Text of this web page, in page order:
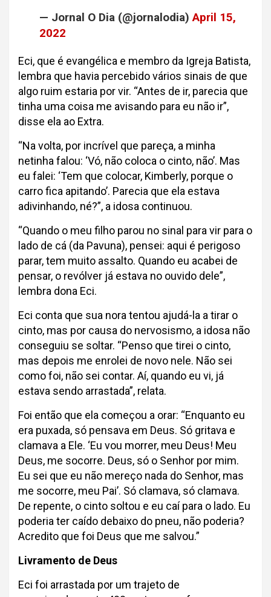
— Jornal O Dia (@jornalodia)April 15,
2022
Eci, que é evangélica e membro da Igreja Batista,
lembra que havia percebido vários sinais de que
algo ruim estaria por vir. “Antes de ir, parecia que
tinha uma coisa me avisando para eu não ir”,
disse ela ao Extra.
“Na volta, por incrível que pareça, a minha
netinha falou: ‘Vó, não coloca o cinto, não’. Mas
eu falei: ‘Tem que colocar, Kimberly, porque o
carro fica apitando’. Parecia que ela estava
adivinhando, né?”, a idosa continuou.
“Quando o meu filho parou no sinal para vir para o
lado de cá (da Pavuna), pensei: aqui é perigoso
parar, tem muito assalto. Quando eu acabei de
pensar, o revólver já estava no ouvido dele”,
lembra dona Eci.
Eci conta que sua nora tentou ajudá-la a tirar o
cinto, mas por causa do nervosismo, a idosa não
conseguiu se soltar. “Penso que tirei o cinto,
mas depois me enrolei de novo nele. Não sei
como foi, não sei contar. Aí, quando eu vi, já
estava sendo arrastada”, relata.
Foi então que ela começou a orar: “Enquanto eu
era puxada, só pensava em Deus. Só gritava e
clamava a Ele. ‘Eu vou morrer, meu Deus! Meu
Deus, me socorre. Deus, só o Senhor por mim.
Eu sei que eu não mereço nada do Senhor, mas
me socorre, meu Pai’. Só clamava, só clamava.
De repente, o cinto soltou e eu caí para o lado. Eu
poderia ter caído debaixo do pneu, não poderia?
Acredito que foi Deus que me salvou.”
Livramento de Deus
Eci foi arrastada por um trajeto de